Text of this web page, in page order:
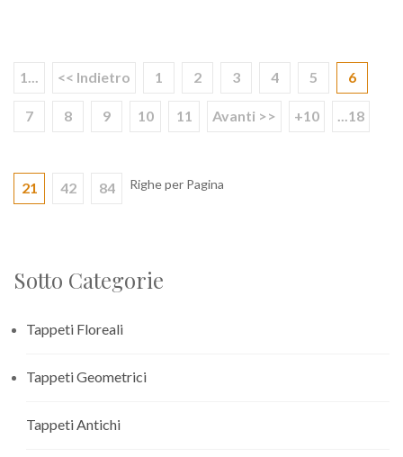
1... << Indietro 1 2 3 4 5 6
7 8 9 10 11 Avanti >> +10 ...18
Righe per Pagina
21 42 84
Sotto Categorie
Tappeti Floreali
Tappeti Geometrici
Tappeti Antichi